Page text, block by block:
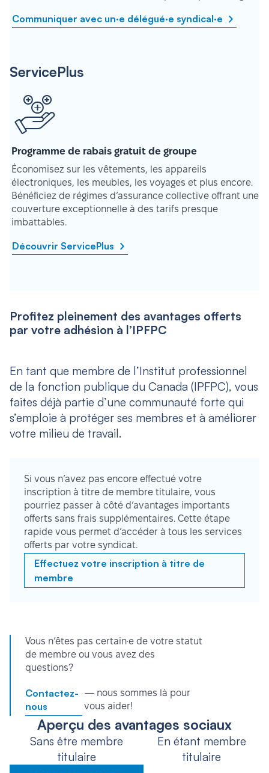
Communiquer avec un·e délégué·e syndical·e
ServicePlus
Programme de rabais gratuit de groupe
Économisez sur les vêtements, les appareils
électroniques, les meubles, les voyages et plus encore.
Bénéficiez de régimes d’assurance collective offrant une
couverture exceptionnelle à des tarifs presque
imbattables.
Découvrir ServicePlus
Profitez pleinement des avantages offerts
par votre adhésion à l’IPFPC
En tant que membre de l’Institut professionnel
de la fonction publique du Canada (IPFPC), vous
faites déjà partie d’une communauté forte qui
s’emploie à protéger ses membres et à améliorer
votre milieu de travail.
Si vous n’avez pas encore effectué votre
inscription à titre de membre titulaire, vous
pourriez passer à côté d’avantages importants
offerts sans frais supplémentaires. Cette étape
rapide vous permet d’accéder à tous les services
offerts par votre syndicat.
Effectuez votre inscription à titre de
membre
Vous n’êtes pas certain·e de votre statut
de membre ou vous avez des
questions?
Contactez-
nous
— nous sommes là pour
vous aider!
Aperçu des avantages sociaux
Sans être membre
titulaire
En étant membre
titulaire